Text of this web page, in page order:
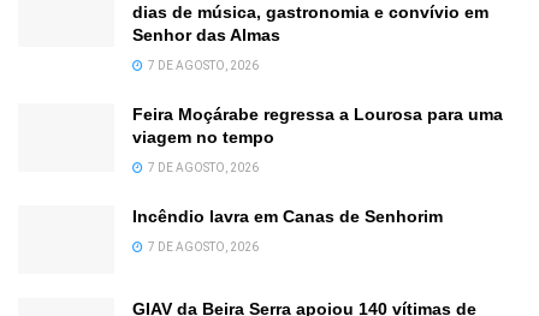
dias de música, gastronomia e convívio em
Senhor das Almas
7 DE AGOSTO, 2026
Feira Moçárabe regressa a Lourosa para uma
viagem no tempo
7 DE AGOSTO, 2026
Incêndio lavra em Canas de Senhorim
7 DE AGOSTO, 2026
GIAV da Beira Serra apoiou 140 vítimas de